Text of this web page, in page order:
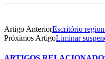
Artigo AnteriorEscritório
Próximos ArtigoLiminar